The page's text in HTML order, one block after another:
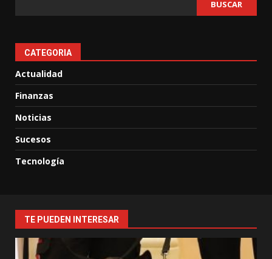
BUSCAR
CATEGORIA
Actualidad
Finanzas
Noticias
Sucesos
Tecnología
TE PUEDEN INTERESAR